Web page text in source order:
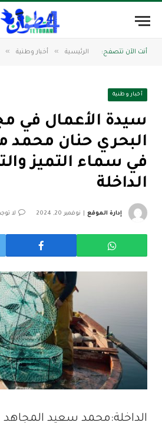
أنت الآن تتصفح: الرئيسية » أخبار وطنية »
أخبار وطنية
سيدة الأعمال في
البحري حنان محمد
في سماء التميز
الداخلة
إدارة الموقع نوفمبر 20, 2024 لا
الداخلة:محمد سعيد المجاهد